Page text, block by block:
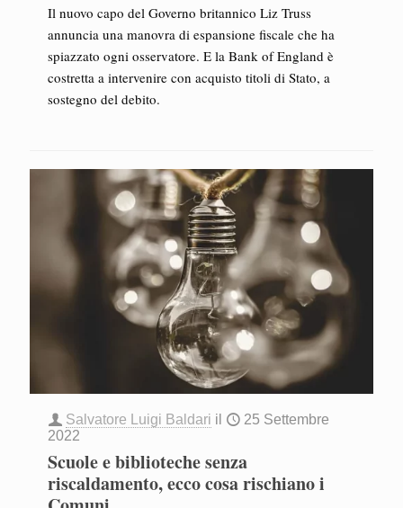
Il nuovo capo del Governo britannico Liz Truss
annuncia una manovra di espansione fiscale che ha
spiazzato ogni osservatore. E la Bank of England è
costretta a intervenire con acquisto titoli di Stato, a
sostegno del debito.
Salvatore Luigi Baldari il
25 Settembre
2022
Scuole e biblioteche senza
riscaldamento, ecco cosa rischiano i